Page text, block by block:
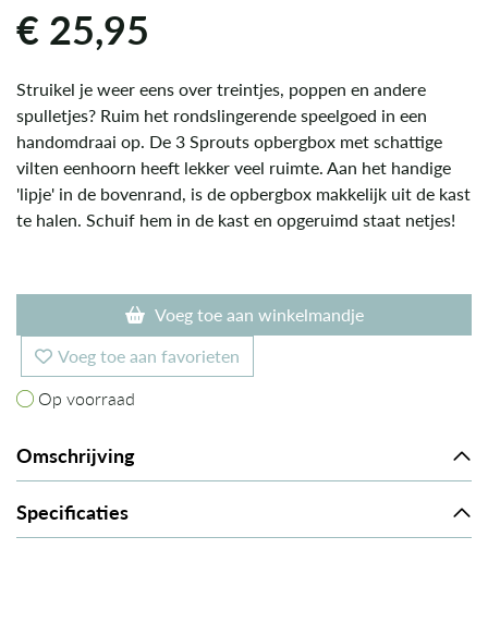
€25,95
Struikel je weer eens over treintjes, poppen en andere
spulletjes? Ruim het rondslingerende speelgoed in een
handomdraai op. De 3 Sprouts opbergbox met schattige
vilten eenhoorn heeft lekker veel ruimte. Aan het handige
'lipje' in de bovenrand, is de opbergbox makkelijk uit de kast
te halen. Schuif hem in de kast en opgeruimd staat netjes!
Voeg toe aan winkelmandje
Voeg toe aan favorieten
Op voorraad
Op voorraad
Omschrijving
Specificaties